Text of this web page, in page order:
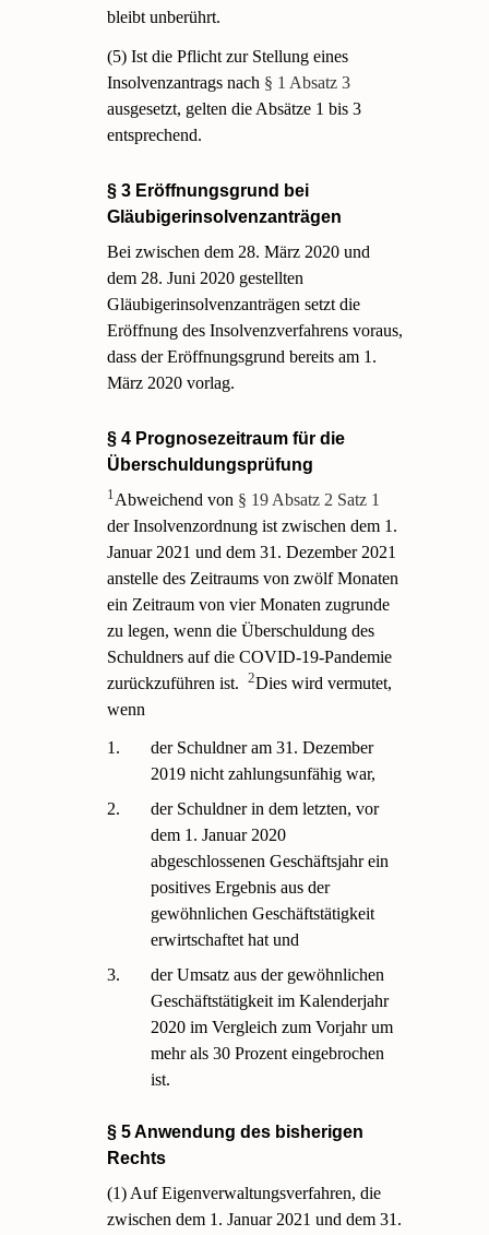
bleibt unberührt.
(5) Ist die Pflicht zur Stellung eines
Insolvenzantrags nach § 1 Absatz 3
ausgesetzt, gelten die Absätze 1 bis 3
entsprechend.
§ 3 Eröffnungsgrund bei
Gläubigerinsolvenzanträgen
Bei zwischen dem 28. März 2020 und
dem 28. Juni 2020 gestellten
Gläubigerinsolvenzanträgen setzt die
Eröffnung des Insolvenzverfahrens voraus,
dass der Eröffnungsgrund bereits am 1.
März 2020 vorlag.
§ 4 Prognosezeitraum für die
Überschuldungsprüfung
1 Abweichend von § 19 Absatz 2 Satz 1
der Insolvenzordnung ist zwischen dem 1.
Januar 2021 und dem 31. Dezember 2021
anstelle des Zeitraums von zwölf Monaten
ein Zeitraum von vier Monaten zugrunde
zu legen, wenn die Überschuldung des
Schuldners auf die COVID-19-Pandemie
zurückzuführen ist.
2Dies wird vermutet,
wenn
1.
der Schuldner am 31. Dezember
2019 nicht zahlungsunfähig war,
2.
der Schuldner in dem letzten, vor
dem 1. Januar 2020
abgeschlossenen Geschäftsjahr ein
positives Ergebnis aus der
gewöhnlichen Geschäftstätigkeit
erwirtschaftet hat und
3.
der Umsatz aus der gewöhnlichen
Geschäftstätigkeit im Kalenderjahr
2020 im Vergleich zum Vorjahr um
mehr als 30 Prozent eingebrochen
ist.
§ 5 Anwendung des bisherigen
Rechts
(1) Auf Eigenverwaltungsverfahren, die
zwischen dem 1. Januar 2021 und dem 31.